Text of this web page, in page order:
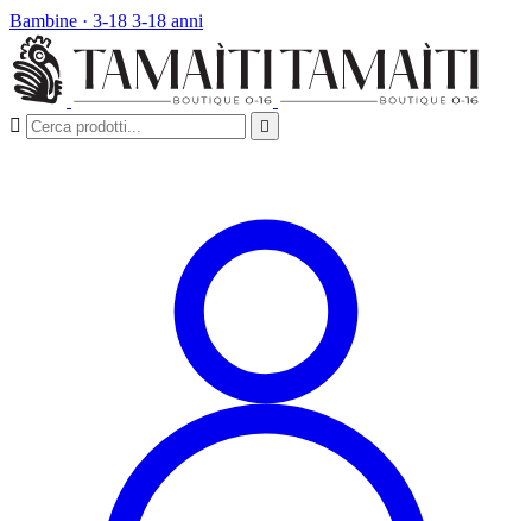
Bambine · 3-18 3-18 anni
 